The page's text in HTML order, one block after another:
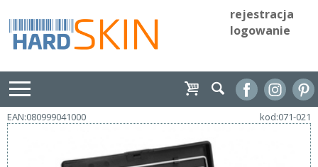
rejestracja
logowanie
EAN:080999041000 kod:071-021